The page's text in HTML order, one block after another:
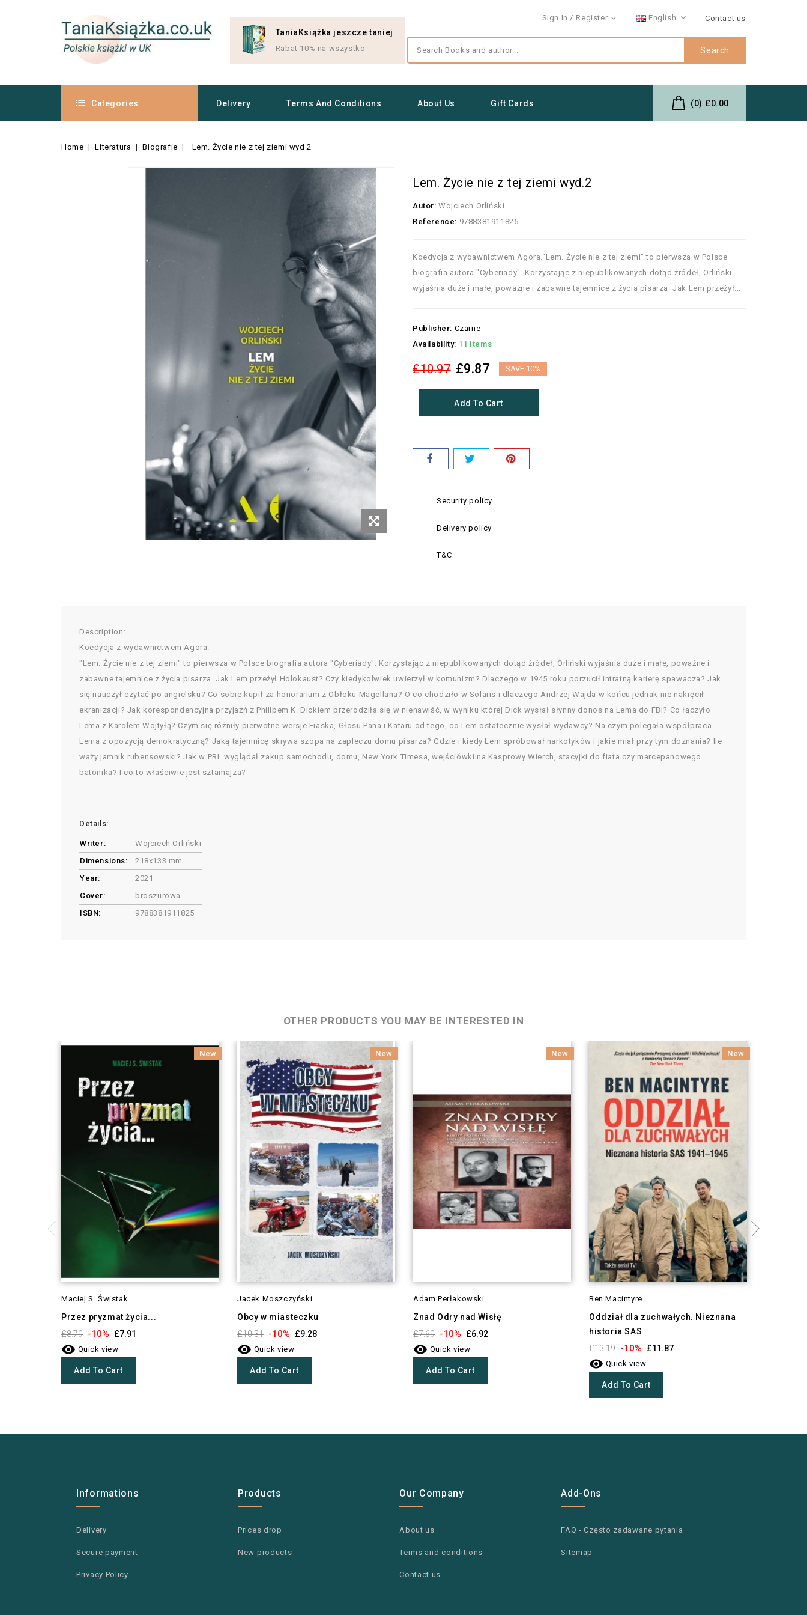
Sign In Register English Contact us
TaniaKsiążka jeszcze taniej
Rabat 10% na wszystko Search
Categories Delivery Terms And Conditions About Us Gift Cards (0) £0.00
Home Literatura Biografie Lem. Życie nie z tej ziemi wyd.2
Lem. Życie nie z tej ziemi wyd.2
Autor: Wojciech Orliński
Reference: 9788381911825
Koedycja z wydawnictwem Agora."Lem. Życie nie z tej ziemi" to pierwsza w Polsce
biografia autora "Cyberiady". Korzystając z niepublikowanych dotąd źródeł, Orliński
wyjaśnia duże i małe, poważne i zabawne tajemnice z życia pisarza. Jak Lem przeżył...
Publisher: Czarne
Availability: 11 Items
£10.97 £9.87 SAVE 10%
Add To Cart
Security policy
Delivery policy
T&C
Description:
Koedycja z wydawnictwem Agora.
"Lem. Życie nie z tej ziemi" to pierwsza w Polsce biografia autora "Cyberiady". Korzystając z niepublikowanych dotąd źródeł, Orliński wyjaśnia duże i małe, poważne i
zabawne tajemnice z życia pisarza. Jak Lem przeżył Holokaust? Czy kiedykolwiek uwierzył w komunizm? Dlaczego w 1945 roku porzucił intratną karierę spawacza? Jak
się nauczył czytać po angielsku? Co sobie kupił za honorarium z Obłoku Magellana? O co chodziło w Solaris i dlaczego Andrzej Wajda w końcu jednak nie nakręcił
ekranizacji? Jak korespondencyjna przyjaźń z Philipem K. Dickiem przerodziła się w nienawiść, w wyniku której Dick wysłał słynny donos na Lema do FBI? Co łączyło
Lema z Karolem Wojtyłą? Czym się różniły pierwotne wersje Fiaska, Głosu Pana i Kataru od tego, co Lem ostatecznie wysłał wydawcy? Na czym polegała współpraca
Lema z opozycją demokratyczną? Jaką tajemnicę skrywa szopa na zapleczu domu pisarza? Gdzie i kiedy Lem spróbował narkotyków i jakie miał przy tym doznania? Ile
waży jamnik rubensowski? Jak w PRL wyglądał zakup samochodu, domu, New York Timesa, wejściówki na Kasprowy Wierch, stacyjki do fiata czy marcepanowego
batonika? I co to właściwie jest sztamajza?
Details:
Writer:
Wojciech Orliński
Dimensions:
218x133 mm
Year:
2021
Cover:
broszurowa
ISBN:
9788381911825
OTHER PRODUCTS YOU MAY BE INTERESTED IN
New
Maciej S. Świstak
Przez pryzmat życia...
£8.79 -10% £7.91
 Quick view
Add To Cart
New
Jacek Moszczyński
Obcy w miasteczku
£10.31 -10% £9.28
 Quick view
Add To Cart
New
Adam Perłakowski
Znad Odry nad Wisłę
£7.69 -10% £6.92
 Quick view
Add To Cart
New
Ben Macintyre
Oddział dla zuchwałych. Nieznana
historia SAS
£13.19 -10% £11.87
 Quick view
Add To Cart
Informations
Delivery
Secure payment
Privacy Policy
Products
Prices drop
New products
Our Company
About us
Terms and conditions
Contact us
Add-Ons
FAQ - Często zadawane pytania
Sitemap